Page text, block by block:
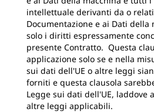
intellettuale derivanti da o
Documentazione e ai Dati della
solo i diritti espressamente
presente Contratto. Questa
applicazione solo se e nella
sui dati dell'UE o altre leggi
forniti e questa clausola
Legge sui dati dell'UE, laddove
altre leggi applicabili.